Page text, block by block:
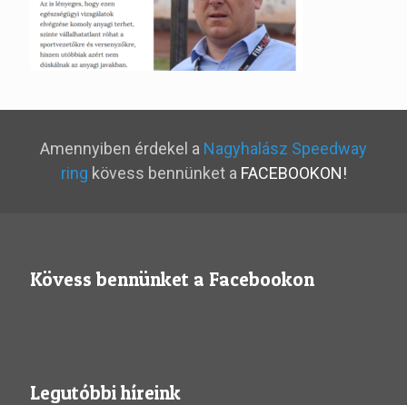
Amennyiben érdekel a Nagyhalász Speedway
ring kövess bennünket a FACEBOOKON!
Kövess bennünket a Facebookon
Legutóbbi híreink